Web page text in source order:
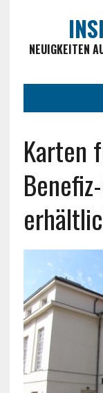
NEUIGKEITEN
Karten